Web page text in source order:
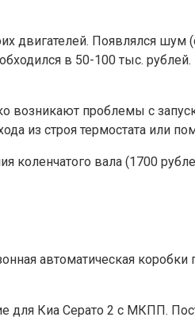
Появлялся шум
в 50-100 тыс.
проблемы с
из строя термостата или
вала (1700
автоматическая
Киа Серато 2 с МКПП.